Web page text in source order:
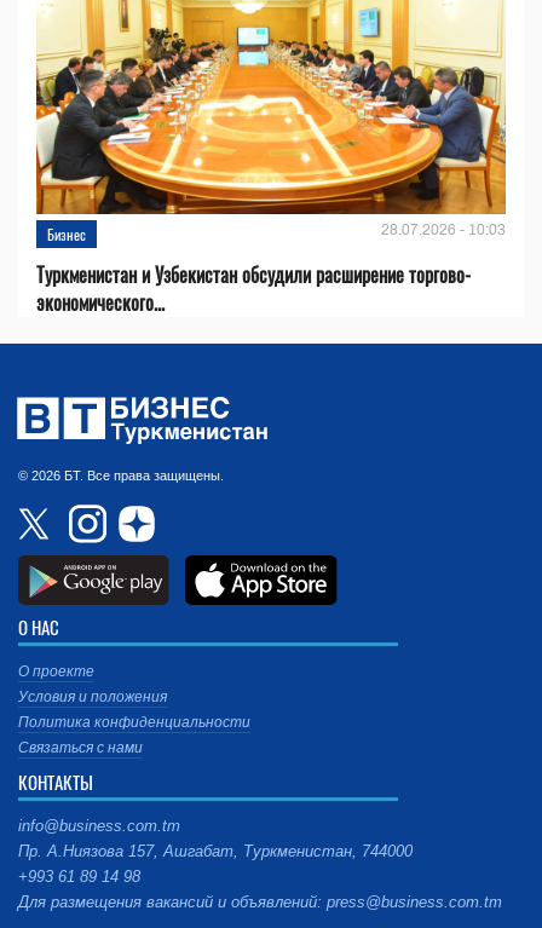
Бизнес 28.07.2026 - 10:03
Туркменистан и Узбекистан обсудили расширение торгово-
экономического...
© 2026 БТ. Все права защищены.
О НАС
О проекте
Условия и положения
Политика конфиденциальности
Связаться с нами
КОНТАКТЫ
info@business.com.tm
Пр. А.Ниязова 157, Ашгабат, Туркменистан, 744000
+993 61 89 14 98
Для размещения вакансий и объявлений: press@business.com.tm